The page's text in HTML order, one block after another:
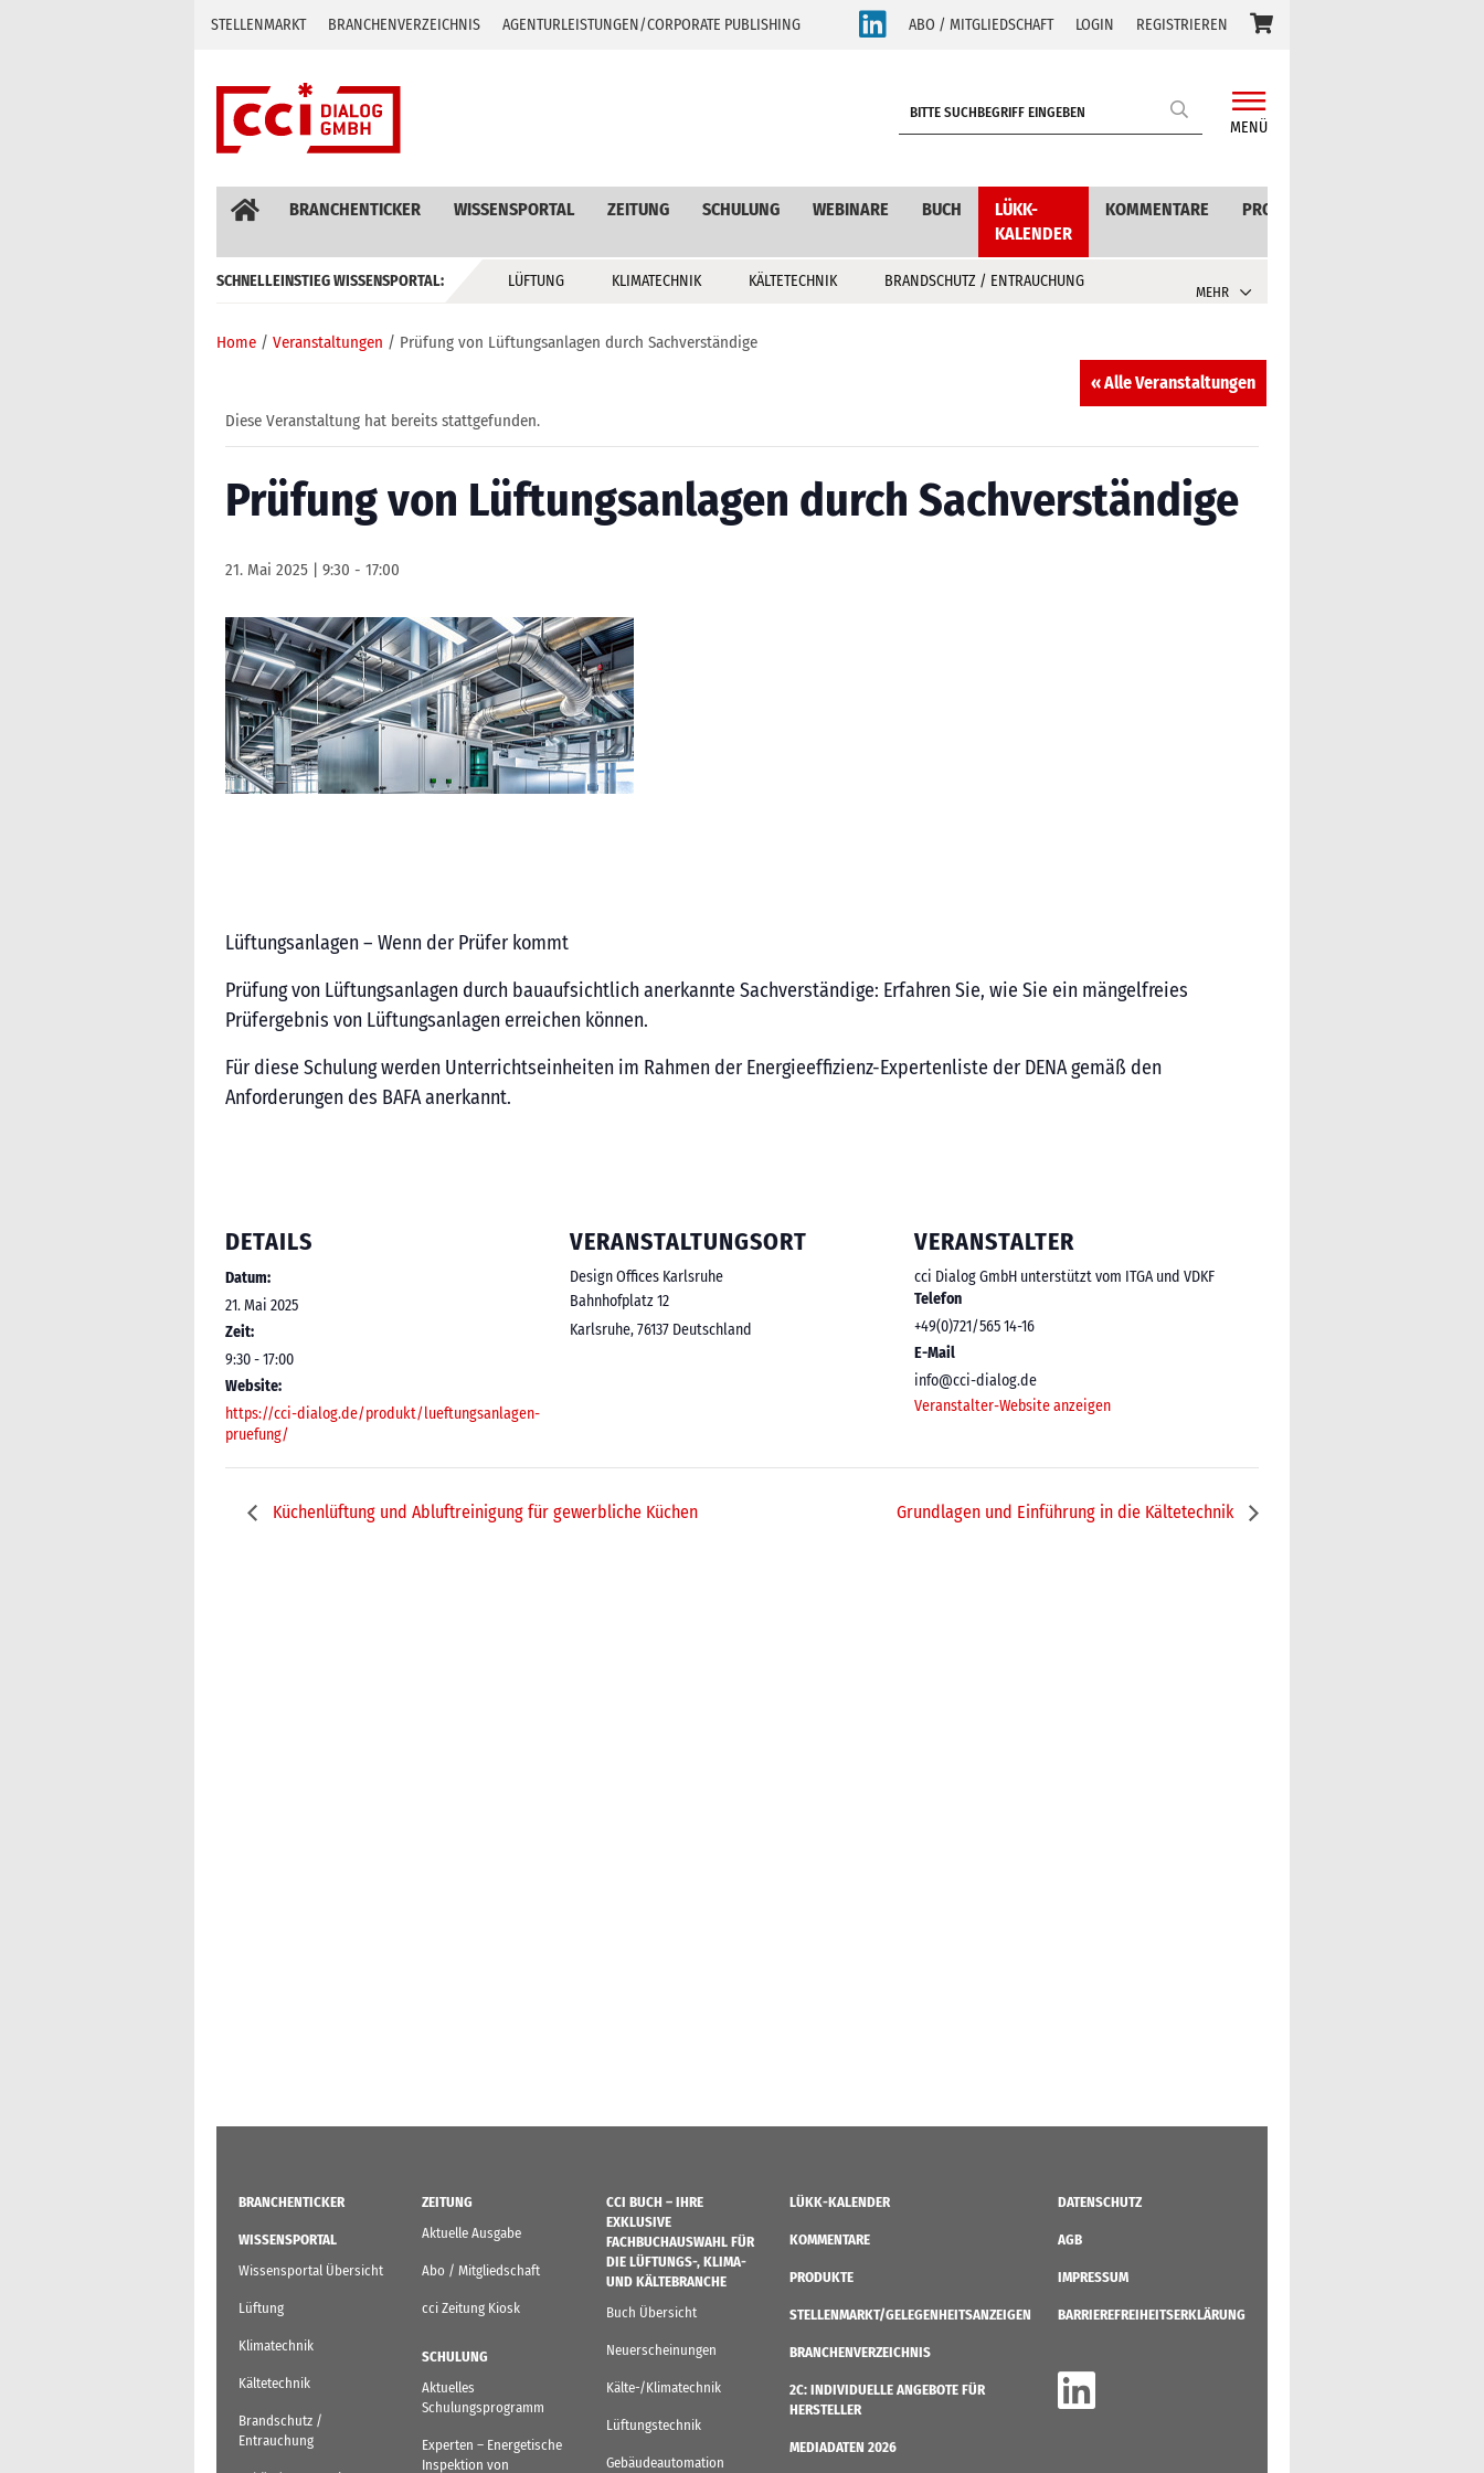
to
STELLENMARKT BRANCHENVERZEICHNIS AGENTURLEISTUNGEN/CORPORATE PUBLISHING ABO / MITGLIEDSCHAFT LOGIN REGISTRIEREN
MENÜ
BRANCHENTICKER WISSENSPORTAL ZEITUNG SCHULUNG WEBINARE BUCH
LÜKK-
KALENDER
KOMMENTARE PRODUKTE
SCHNELLEINSTIEG WISSENSPORTAL: LÜFTUNG KLIMATECHNIK KÄLTETECHNIK BRANDSCHUTZ / ENTRAUCHUNG
MEHR
Home Veranstaltungen Prüfung von Lüftungsanlagen durch Sachverständige
« Alle Veranstaltungen
Diese Veranstaltung hat bereits stattgefunden.
Prüfung von Lüftungsanlagen durch Sachverständige
21. Mai 2025 | 9:30 - 17:00
Lüftungsanlagen – Wenn der Prüfer kommt
Prüfung von Lüftungsanlagen durch bauaufsichtlich anerkannte Sachverständige: Erfahren Sie, wie Sie ein mängelfreies
Prüfergebnis von Lüftungsanlagen erreichen können.
Für diese Schulung werden Unterrichtseinheiten im Rahmen der Energieeffizienz-Expertenliste der DENA gemäß den
Anforderungen des BAFA anerkannt.
DETAILS
Datum:
21. Mai 2025
Zeit:
9:30 - 17:00
Website:
https://cci-dialog.de/produkt/lueftungsanlagen-
pruefung/
VERANSTALTUNGSORT
Design Offices Karlsruhe
Bahnhofplatz 12
Karlsruhe,76137 Deutschland
VERANSTALTER
cci Dialog GmbH unterstützt vom ITGA und VDKF
Telefon
+49(0)721/565 14-16
E-Mail
info@cci-dialog.de
Veranstalter-Website anzeigen
Küchenlüftung und Abluftreinigung für gewerbliche Küchen Grundlagen und Einführung in die Kältetechnik
BRANCHENTICKER
WISSENSPORTAL
Wissensportal Übersicht
Lüftung
Klimatechnik
Kältetechnik
Brandschutz /
Entrauchung
ZEITUNG
Aktuelle Ausgabe
Abo / Mitgliedschaft
cci Zeitung Kiosk
SCHULUNG
Aktuelles
Schulungsprogramm
Experten – Energetische
Inspektion von
CCI BUCH – IHRE
EXKLUSIVE
FACHBUCHAUSWAHL FÜR
DIE LÜFTUNGS-, KLIMA-
UND KÄLTEBRANCHE
Buch Übersicht
Neuerscheinungen
Kälte-/Klimatechnik
Lüftungstechnik
Gebäudeautomation
LÜKK-KALENDER
KOMMENTARE
PRODUKTE
STELLENMARKT/GELEGENHEITSANZEIGEN
BRANCHENVERZEICHNIS
2C: INDIVIDUELLE ANGEBOTE FÜR
HERSTELLER
MEDIADATEN 2026
DATENSCHUTZ
AGB
IMPRESSUM
BARRIEREFREIHEITSERKLÄRUNG